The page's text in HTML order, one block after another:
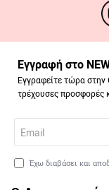
Εγγραφή στο
Εγγραφείτε τώρα στην
τρέχουσες προσφορές
Έχω διαβάσει και